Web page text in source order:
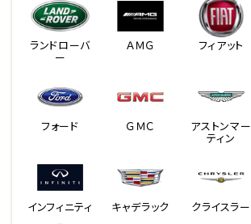
ランドローバ
ー
ＡＭＧ フィアット
フォード ＧＭＣ アストンマー
ティン
インフィニティ キャデラック クライスラー